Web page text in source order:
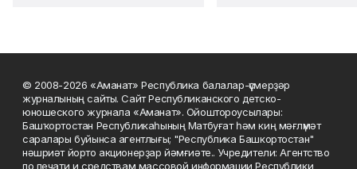
© 2008-2026 «Аманат» Республика балалар-үҫмерҙәр
журналының сайты. Сайт Республиканского детско-
юношеского журнала «Аманат». Ойоштороусылары:
Башҡортостан Республикаһының Матбуғат һәм киң мәғлүмәт
саралары буйынса агентлығы; "Республика Башкортостан"
нәшриәт йорто акционерҙар йәмғиәте.. Учредители: Агентство
по печати и средствам массовой информации Республики